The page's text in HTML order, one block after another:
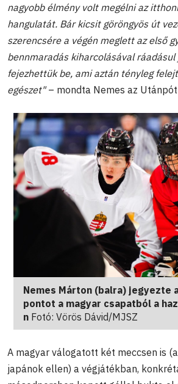
nagyobb élmény volt megélni az
hangulatát. Bár kicsit göröngyös út
szerencsére a végén meglett az első
bennmaradás kiharcolásával ráadásul
fejezhettük be, ami aztán tényleg
egészet"– mondta Nemes az
Nemes Márton (balra) jegyezte
pontot a magyar csapatból a
n Fotó: Vörös Dávid/MJSZ
A magyar válogatott két meccsen is
japánok ellen) a végjátékban,